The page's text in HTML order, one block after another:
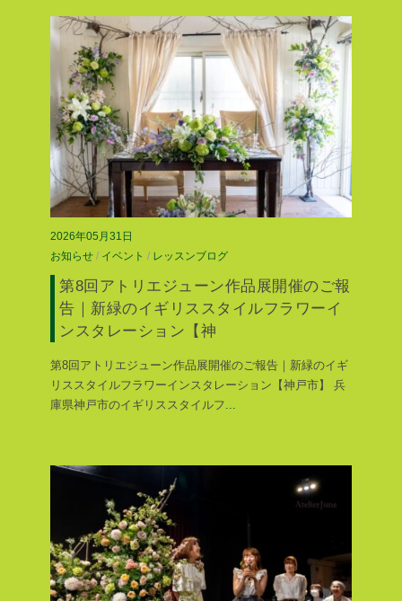
2026年05月31日
お知らせ / イベント / レッスンブログ
第8回アトリエジューン作品展開催のご報
告｜新緑のイギリススタイルフラワーイ
ンスタレーション【神
第8回アトリエジューン作品展開催のご報告｜新緑のイギ
リススタイルフラワーインスタレーション【神戸市】 兵
庫県神戸市のイギリススタイルフ...